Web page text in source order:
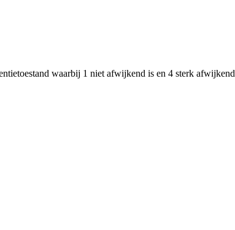
waarbij 1 niet afwijkend is en 4 sterk afwijkend